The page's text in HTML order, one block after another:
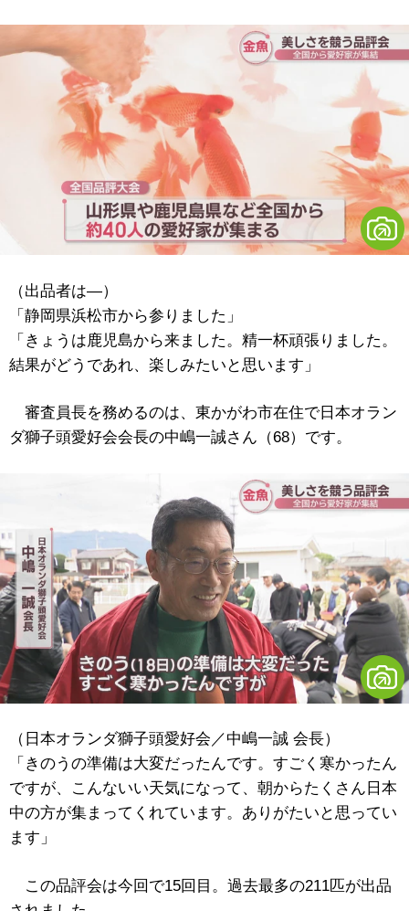
（出品者は―）
「静岡県浜松市から参りました」
「きょうは鹿児島から来ました。精一杯頑張りました。
結果がどうであれ、楽しみたいと思います」
審査員長を務めるのは、東かがわ市在住で日本オラン
ダ獅子頭愛好会会長の中嶋一誠さん（68）です。
（日本オランダ獅子頭愛好会／中嶋一誠 会長）
「きのうの準備は大変だったんです。すごく寒かったん
ですが、こんないい天気になって、朝からたくさん日本
中の方が集まってくれています。ありがたいと思ってい
ます」
この品評会は今回で15回目。過去最多の211匹が出品